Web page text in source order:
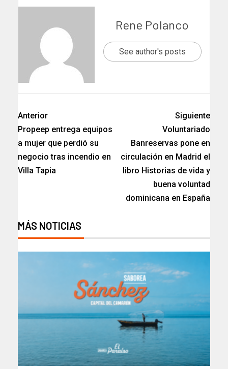
Rene Polanco
See author's posts
Anterior
Propeep entrega equipos
a mujer que perdió su
negocio tras incendio en
Villa Tapia
Siguiente
Voluntariado
Banreservas pone en
circulación en Madrid el
libro Historias de vida y
buena voluntad
dominicana en España
MÁS NOTICIAS